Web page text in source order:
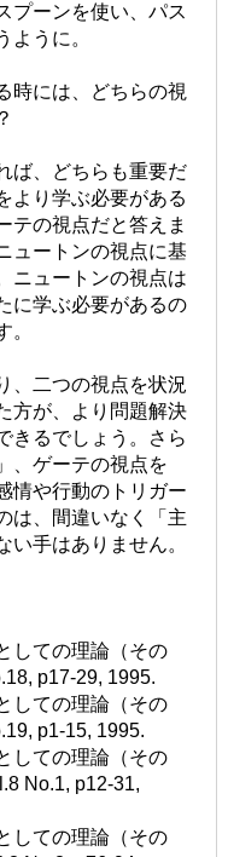
プーンを使い、パス
ように。
時には、どちらの視
ば、どちらも重要だ
より学ぶ必要がある
テの視点だと答えま
ュートンの視点に基
ニュートンの視点は
に学ぶ必要があるの
。
、二つの視点を状況
方が、より問題解決
きるでしょう。さら
、ゲーテの視点を
情や行動のトリガー
は、間違いなく「主
手はありません。
しての理論（その
p17-29, 1995.
しての理論（その
p1-15, 1995.
しての理論（その
No.1, p12-31,
しての理論（その